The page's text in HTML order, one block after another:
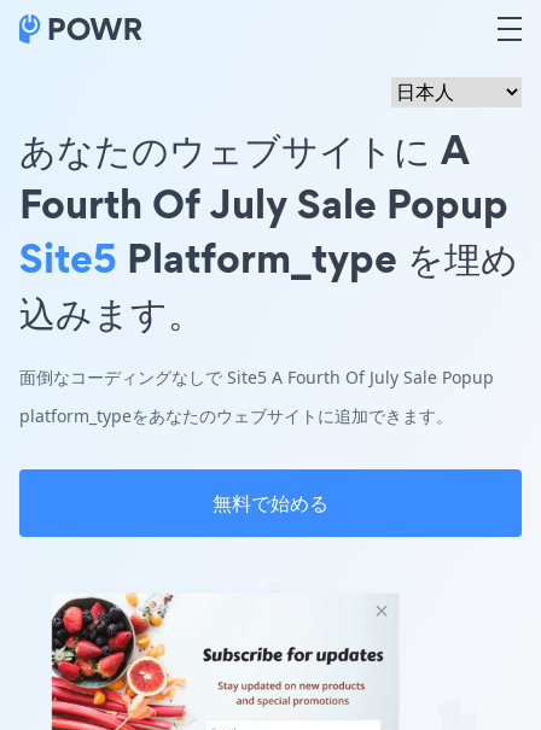
あなたのウェブサイトに A
Fourth Of July Sale Popup
Site5 Platform_type を埋め
込みます。
面倒なコーディングなしで Site5 A Fourth Of July Sale Popup
platform_typeをあなたのウェブサイトに追加できます。
無料で始める